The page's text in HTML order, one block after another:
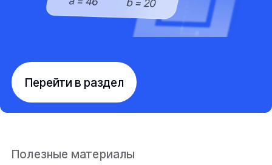
Перейти в раздел
Полезные материалы